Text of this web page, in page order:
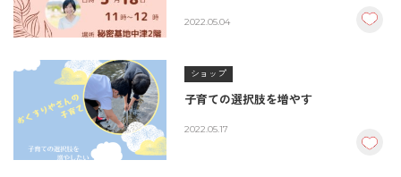
2022.05.04
ショップ
子育ての選択肢を増やす
2022.05.17